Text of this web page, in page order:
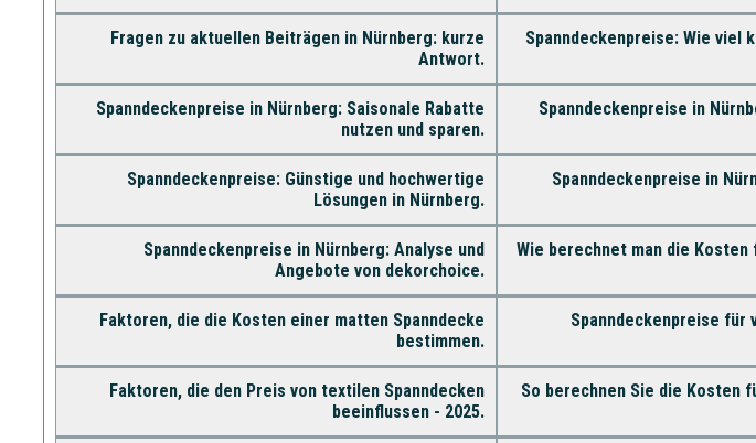
Fragen zu aktuellen Beiträgen in Nürnberg: kurze
Antwort.
Spanndeckenpreise: Wie viel
Spanndeckenpreise in Nürnberg: Saisonale Rabatte
nutzen und sparen.
Spanndeckenpreise in
Spanndeckenpreise: Günstige und hochwertige
Lösungen in Nürnberg.
Spanndeckenpreise in
Spanndeckenpreise in Nürnberg: Analyse und
Angebote von dekorchoice.
Wie berechnet man die Kosten
Faktoren, die die Kosten einer matten Spanndecke
bestimmen.
Spanndeckenpreise für
Faktoren, die den Preis von textilen Spanndecken
beeinflussen - 2025.
So berechnen Sie die Kosten